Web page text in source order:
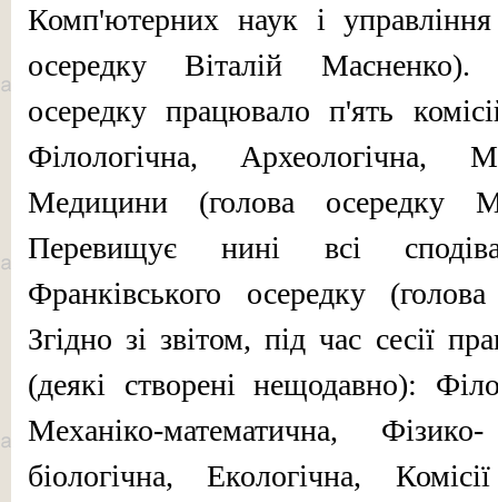
Комп'ютерних наук і
осередку Віталій
осередку працювало п'ять
Філологічна, Архео­логічна,
Медицини (голова осередку
Перевищує нині всі
Франківського осередку
Згідно зі звітом, під час сесії
(деякі створені не­щодавно):
Механіко-математична,
біологічна, Еколо­гічна,